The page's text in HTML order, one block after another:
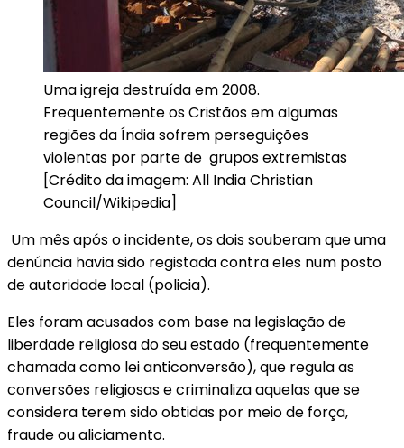
Uma igreja destruída em 2008.
Frequentemente os Cristãos em algumas
regiões da Índia sofrem perseguições
violentas por parte de grupos extremistas
[Crédito da imagem: All India Christian
Council/Wikipedia]
Um mês após o incidente, os dois souberam que uma
denúncia havia sido registada contra eles num posto
de autoridade local (policia).
Eles foram acusados com base na legislação de
liberdade religiosa do seu estado (frequentemente
chamada como lei anticonversão), que regula as
conversões religiosas e criminaliza aquelas que se
considera terem sido obtidas por meio de força,
fraude ou aliciamento.